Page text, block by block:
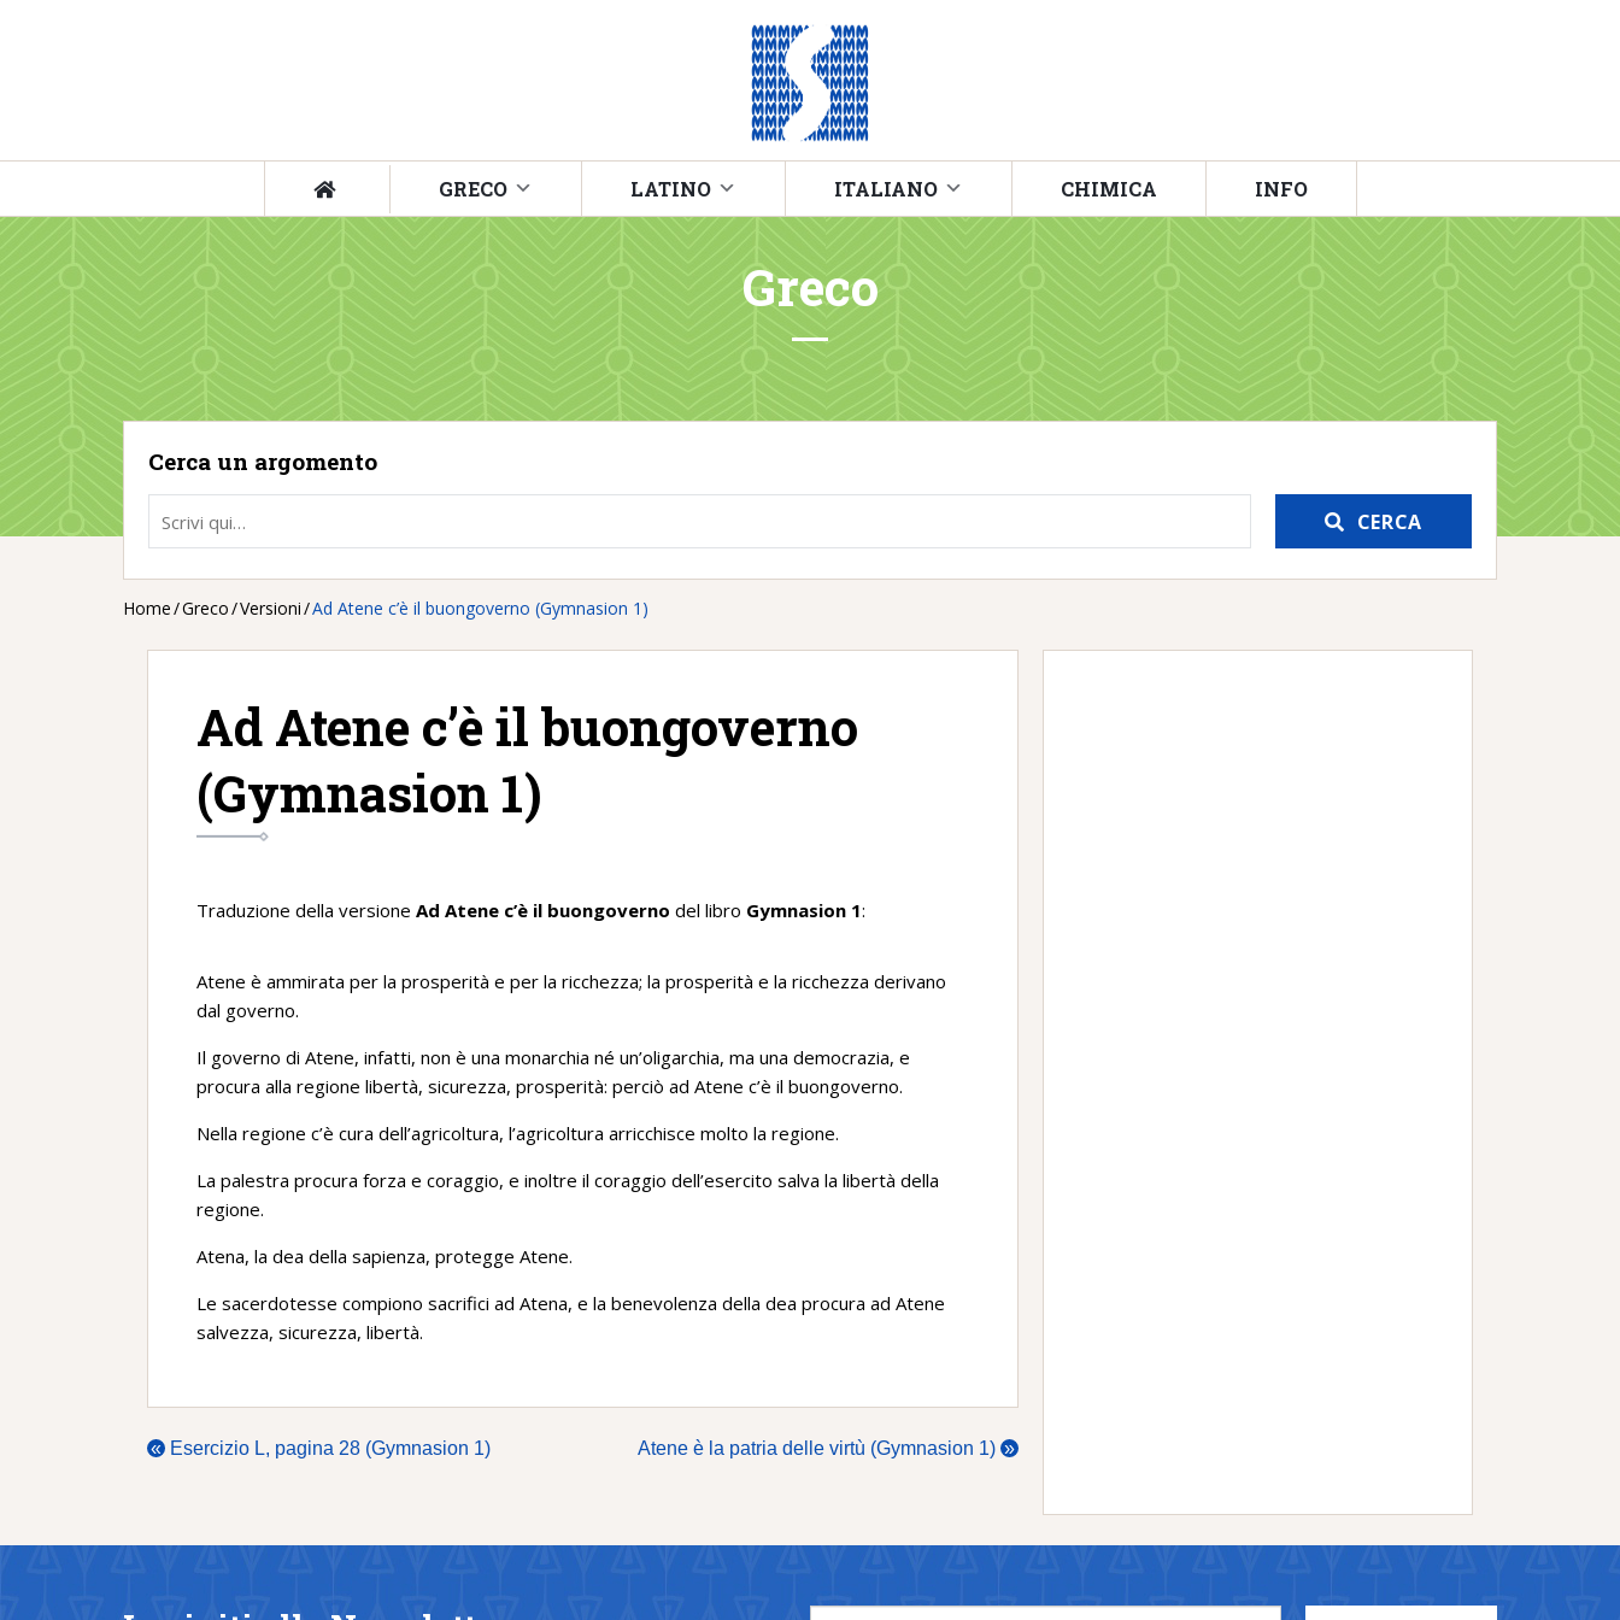
GRECO LATINO ITALIANO CHIMICA INFO
Greco
Cerca un argomento
CERCA
Home/Greco/Versioni/Ad Atene c’è il buongoverno (Gymnasion 1)
Ad Atene c’è il buongoverno
(Gymnasion 1)
Traduzione della versione Ad Atene c’è il buongoverno del libro Gymnasion 1:
Atene è ammirata per la prosperità e per la ricchezza; la prosperità e la ricchezza derivano
dal governo.
Il governo di Atene, infatti, non è una monarchia né un’oligarchia, ma una democrazia, e
procura alla regione libertà, sicurezza, prosperità: perciò ad Atene c’è il buongoverno.
Nella regione c’è cura dell’agricoltura, l’agricoltura arricchisce molto la regione.
La palestra procura forza e coraggio, e inoltre il coraggio dell’esercito salva la libertà della
regione.
Atena, la dea della sapienza, protegge Atene.
Le sacerdotesse compiono sacrifici ad Atena, e la benevolenza della dea procura ad Atene
salvezza, sicurezza, libertà.
« Esercizio L, pagina 28 (Gymnasion 1) Atene è la patria delle virtù (Gymnasion 1)»